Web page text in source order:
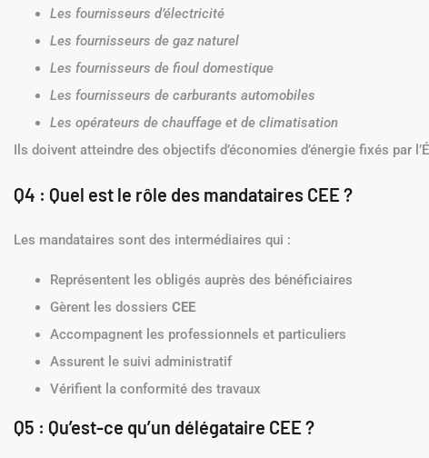
Les fournisseurs d’électricité
Les fournisseurs de gaz naturel
Les fournisseurs de fioul domestique
Les fournisseurs de carburants automobiles
Les opérateurs de chauffage et de climatisation
Ils doivent atteindre des objectifs d’économies d’énergie fixés par
Q4 : Quel est le rôle des mandataires CEE ?
Les mandataires sont des intermédiaires qui :
Représentent les obligés auprès des bénéficiaires
Gèrent les dossiers CEE
Accompagnent les professionnels et particuliers
Assurent le suivi administratif
Vérifient la conformité des travaux
Q5 : Qu’est-ce qu’un délégataire CEE ?